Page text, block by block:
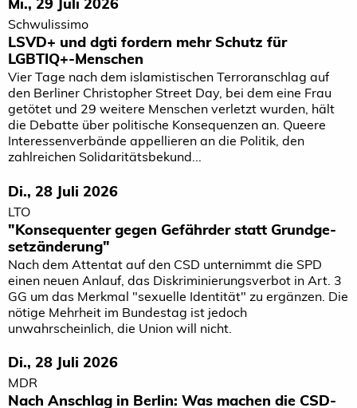
Mi., 29 Juli 2026
Schwulissimo
LSVD+ und dgti fordern mehr Schutz für
LGBTIQ+-Menschen
Vier Tage nach dem islamistischen Terroranschlag auf
den Berliner Christopher Street Day, bei dem eine Frau
getötet und 29 weitere Menschen verletzt wurden, hält
die Debatte über politische Konsequenzen an. Queere
Interessenverbände appellieren an die Politik, den
zahlreichen Solidaritätsbekund...
Di., 28 Juli 2026
LTO
"Kon­se­qu­enter gegen Gefährder statt Grund­ge­
setz­än­de­rung"
Nach dem Attentat auf den CSD unternimmt die SPD
einen neuen Anlauf, das Diskriminierungsverbot in Art. 3
GG um das Merkmal "sexuelle Identität" zu ergänzen. Die
nötige Mehrheit im Bundestag ist jedoch
unwahrscheinlich, die Union will nicht.
Di., 28 Juli 2026
MDR
Nach Anschlag in Berlin: Was machen die CSD-